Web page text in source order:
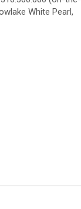
White Pearl,